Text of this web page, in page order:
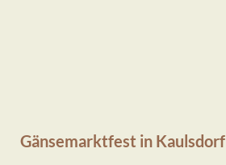
Gänsemarktfest in Kaulsdorf